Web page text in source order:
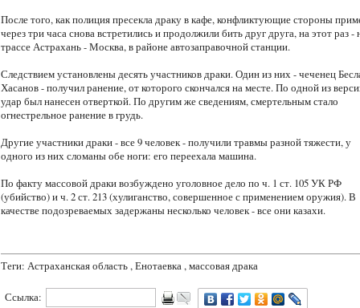
После того, как полиция пресекла драку в кафе, конфликтующие стороны
через три часа снова встретились и продолжили бить друг друга, на этот раз -
трассе Астрахань - Москва, в районе автозаправочной станции.
Следствием установлены десять участников драки. Один из них - чеченец
Хасанов - получил ранение, от которого скончался на месте. По одной из
удар был нанесен отверткой. По другим же сведениям, смертельным стало
огнестрельное ранение в грудь.
Другие участники драки - все 9 человек - получили травмы разной тяжести, у
одного из них сломаны обе ноги: его переехала машина.
По факту массовой драки возбуждено уголовное дело по ч. 1 ст. 105 УК РФ
(убийство) и ч. 2 ст. 213 (хулиганство, совершенное с применением оружия). В
качестве подозреваемых задержаны несколько человек - все они казахи.
Теги: Астраханская область , Енотаевка , массовая драка
Ссылка: